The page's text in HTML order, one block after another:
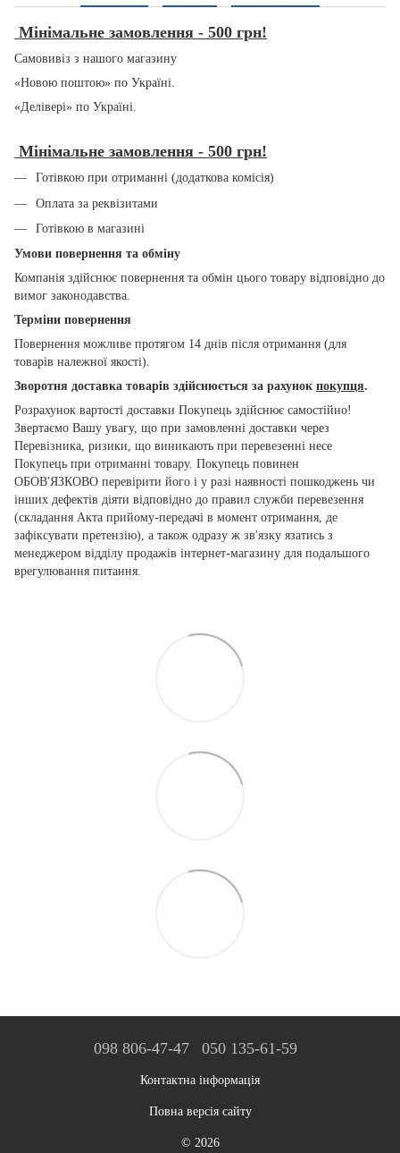
Мінімальне замовлення - 500 грн!
Самовивіз з нашого магазину
«Новою поштою» по Україні.
«Делівері» по Україні.
Мінімальне замовлення - 500 грн!
Готівкою при отриманні (додаткова комісія)
Оплата за реквізитами
Готівкою в магазині
Умови повернення та обміну
Компанія здійснює повернення та обмін цього товару відповідно до
вимог законодавства.
Терміни повернення
Повернення можливе протягом 14 днів після отримання (для
товарів належної якості).
Зворотня доставка товарів здійснюється за рахунок покупця.
Розрахунок вартості доставки Покупець здійснює самостійно!
Звертаємо Вашу увагу, що при замовленні доставки через
Перевізника, ризики, що виникають при перевезенні несе
Покупець при отриманні товару. Покупець повинен
ОБОВ'ЯЗКОВО перевірити його і у разі наявності пошкоджень чи
інших дефектів діяти відповідно до правил служби перевезення
(складання Акта прийому-передачі в момент отримання, де
зафіксувати претензію), а також одразу ж зв'язку язатись з
менеджером відділу продажів інтернет-магазину для подальшого
врегулювання питання.
098 806-47-47 050 135-61-59
Контактна інформація
Повна версія сайту
© 2026